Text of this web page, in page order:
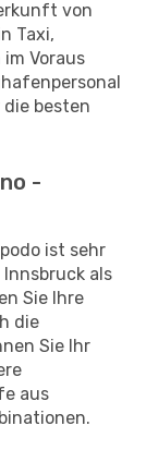
von
Taxi,
Voraus
besten
-
ist sehr
als
Sie Ihre
die
Sie Ihr
aus